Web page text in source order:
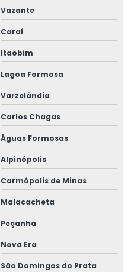
Vazante
Caraí
Itaobim
Lagoa Formosa
Varzelândia
Carlos Chagas
Águas Formosas
Alpinópolis
Carmópolis de Minas
Malacacheta
Peçanha
Nova Era
São Domingos do Prata